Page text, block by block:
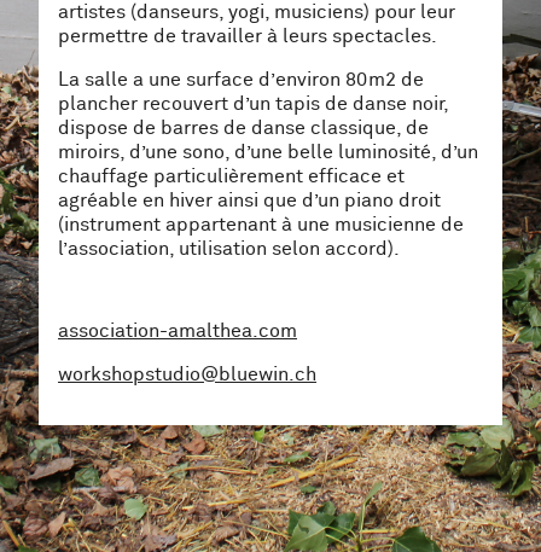
artistes (danseurs, yogi, musiciens) pour leur
permettre de travailler à leurs spectacles.
La salle a une surface d’environ 80m2 de
plancher recouvert d’un tapis de danse noir,
dispose de barres de danse classique, de
miroirs, d’une sono, d’une belle luminosité, d’un
chauffage particulièrement efficace et
agréable en hiver ainsi que d’un piano droit
(instrument appartenant à une musicienne de
l’association, utilisation selon accord).
association-amalthea.com
workshopstudio@bluewin.ch